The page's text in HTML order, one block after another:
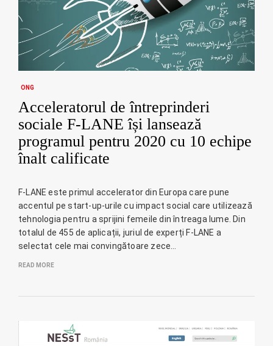
ONG
Acceleratorul de întreprinderi
sociale F-LANE își lansează
programul pentru 2020 cu 10 echipe
înalt calificate
F-LANE este primul accelerator din Europa care pune
accentul pe start-up-urile cu impact social care utilizează
tehnologia pentru a sprijini femeile din întreaga lume. Din
totalul de 455 de aplicații, juriul de experți F-LANE a
selectat cele mai convingătoare zece…
READ MORE